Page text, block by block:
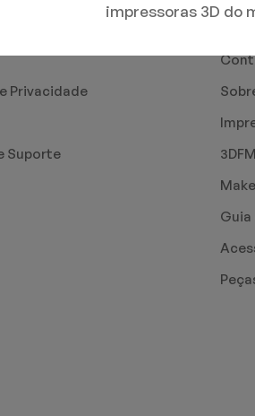
Privacidade
Suporte
impressoras 3D do